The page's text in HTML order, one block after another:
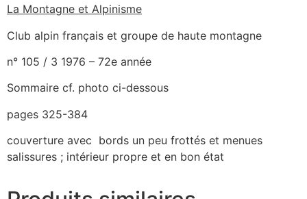
La Montagne et Alpinisme
Club alpin français et groupe de haute montagne
n° 105 / 3 1976 – 72e année
Sommaire cf. photo ci-dessous
pages 325-384
couverture avec bords un peu frottés et menues
salissures ; intérieur propre et en bon état